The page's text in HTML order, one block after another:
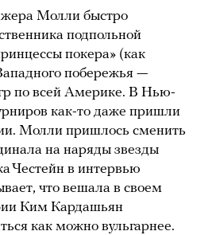
Молли быстро
подпольной
покера» (как
побережья —
по всей Америке. В Нью-
как-то даже пришли
Молли пришлось сменить
на наряды звезды
Честейн в интервью
что вешала в своем
Ким Кардашьян
как можно вульгарнее.